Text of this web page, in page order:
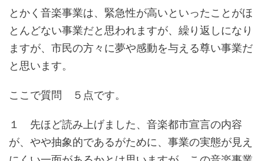
とかく音楽事業は、緊急性が高いといったことがほ
とんどない事業だと思われますが、繰り返しになり
ますが、市民の方々に夢や感動を与える尊い事業だ
と思います。
ここで質問 ５点です。
１ 先ほど読み上げました、音楽都市宣言の内容
が、やや抽象的であるがために、事業の実態が見え